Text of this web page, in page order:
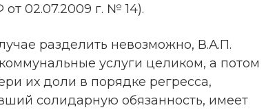
02.07.2009 г. № 14).
разделить невозможно, В.А.П.
услуги целиком, а потом
их доли в порядке регресса,
солидарную обязанность, имеет